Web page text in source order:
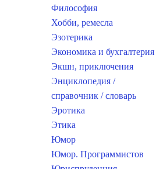
Философия
Хобби, ремесла
Эзотерика
Экономика и бухгалтерия
Экшн, приключения
Энциклопедия /
справочник / словарь
Эротика
Этика
Юмор
Юмор. Программистов